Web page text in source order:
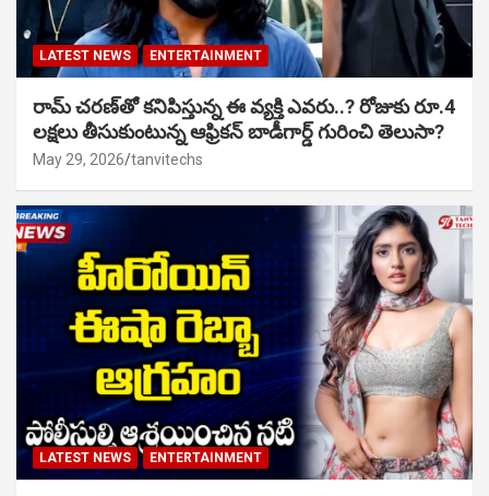
LATEST NEWS ENTERTAINMENT
రామ్ చరణ్‌తో కనిపిస్తున్న ఈ వ్యక్తి ఎవరు..? రోజుకు రూ.4
లక్షలు తీసుకుంటున్న ఆఫ్రికన్ బాడీగార్డ్ గురించి తెలుసా?
May 29, 2026 tanvitechs
LATEST NEWS ENTERTAINMENT